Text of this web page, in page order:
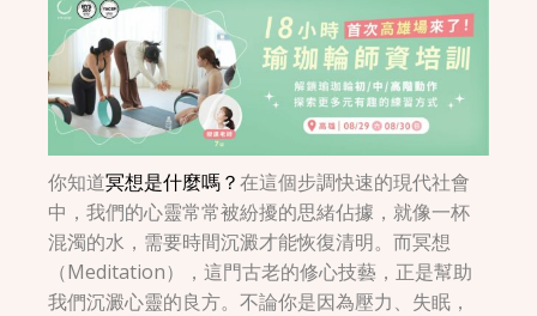
你知道冥想是什麼嗎？在這個步調快速的現代社會
中，我們的心靈常常被紛擾的思緒佔據，就像一杯
混濁的水，需要時間沉澱才能恢復清明。而冥想
（Meditation），這門古老的修心技藝，正是幫助
我們沉澱心靈的良方。不論你是因為壓力、失眠，